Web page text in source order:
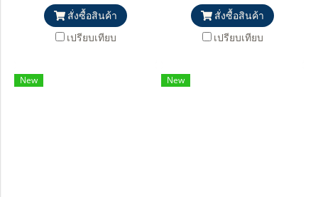
สั่งซื้อสินค้า
เปรียบเทียบ
สั่งซื้อสินค้า
เปรียบเทียบ
New New